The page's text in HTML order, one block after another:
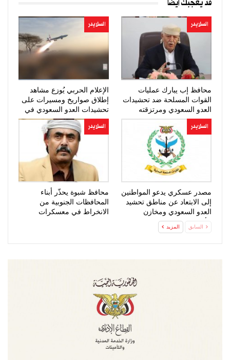
السلايدر
محافظ إب يبارك عمليات
القوات المسلحة ضد تحشيدات
العدو السعودي ومرتزقته
السلايدر
الإعلام الحربي يُوزع مشاهد
إطلاق صواريخ ومسيرات على
تحشيدات العدو السعودي في
المخا
السلايدر
مصدر عسكري يدعو المواطنين
إلى الابتعاد عن مناطق تحشيد
العدو السعودي ومخازن
السلايدر
محافظ شبوة يحذّر أبناء
المحافظات الجنوبية من
الانخراط في معسكرات
السابق المزيد